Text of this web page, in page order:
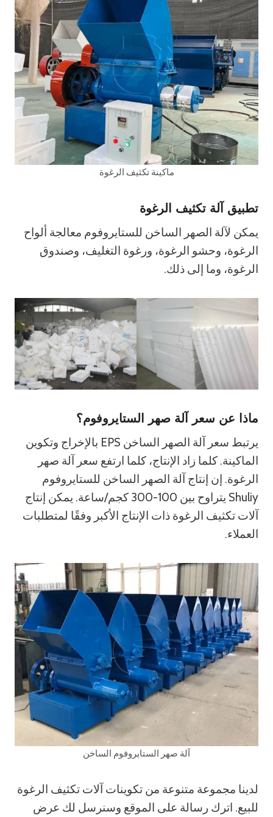
ماكينة تكثيف الرغوة
تطبيق آلة تكثيف الرغوة
يمكن لآلة الصهر الساخن للستايروفوم معالجة ألواح
الرغوة، وحشو الرغوة، ورغوة التغليف، وصندوق
الرغوة، وما إلى ذلك.
ماذا عن سعر آلة صهر الستايروفوم؟
يرتبط سعر آلة الصهر الساخن EPS بالإخراج وتكوين
الماكينة. كلما زاد الإنتاج، كلما ارتفع سعر آلة صهر
الرغوة. إن إنتاج آلة الصهر الساخن للستايروفوم
Shuliy يتراوح بين 100-300 كجم/ساعة. يمكن إنتاج
آلات تكثيف الرغوة ذات الإنتاج الأكبر وفقًا لمتطلبات
العملاء.
آلة صهر الستايروفوم الساخن
لدينا مجموعة متنوعة من تكوينات آلات تكثيف الرغوة
للبيع. اترك رسالة على الموقع وسنرسل لك عرض